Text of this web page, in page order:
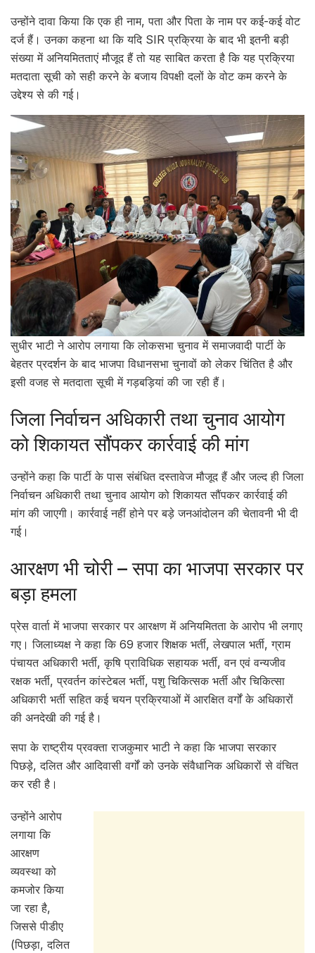
उन्होंने दावा किया कि एक ही नाम, पता और पिता के नाम पर कई-कई वोट
दर्ज हैं। उनका कहना था कि यदि SIR प्रक्रिया के बाद भी इतनी बड़ी
संख्या में अनियमितताएं मौजूद हैं तो यह साबित करता है कि यह प्रक्रिया
मतदाता सूची को सही करने के बजाय विपक्षी दलों के वोट कम करने के
उद्देश्य से की गई।
सुधीर भाटी ने आरोप लगाया कि लोकसभा चुनाव में समाजवादी पार्टी के
बेहतर प्रदर्शन के बाद भाजपा विधानसभा चुनावों को लेकर चिंतित है और
इसी वजह से मतदाता सूची में गड़बड़ियां की जा रही हैं।
जिला निर्वाचन अधिकारी तथा चुनाव आयोग
को शिकायत सौंपकर कार्रवाई की मांग
उन्होंने कहा कि पार्टी के पास संबंधित दस्तावेज मौजूद हैं और जल्द ही जिला
निर्वाचन अधिकारी तथा चुनाव आयोग को शिकायत सौंपकर कार्रवाई की
मांग की जाएगी। कार्रवाई नहीं होने पर बड़े जनआंदोलन की चेतावनी भी दी
गई।
आरक्षण भी चोरी – सपा का भाजपा सरकार पर
बड़ा हमला
प्रेस वार्ता में भाजपा सरकार पर आरक्षण में अनियमितता के आरोप भी लगाए
गए। जिलाध्यक्ष ने कहा कि 69 हजार शिक्षक भर्ती, लेखपाल भर्ती, ग्राम
पंचायत अधिकारी भर्ती, कृषि प्राविधिक सहायक भर्ती, वन एवं वन्यजीव
रक्षक भर्ती, प्रवर्तन कांस्टेबल भर्ती, पशु चिकित्सक भर्ती और चिकित्सा
अधिकारी भर्ती सहित कई चयन प्रक्रियाओं में आरक्षित वर्गों के अधिकारों
की अनदेखी की गई है।
सपा के राष्ट्रीय प्रवक्ता राजकुमार भाटी ने कहा कि भाजपा सरकार
पिछड़े, दलित और आदिवासी वर्गों को उनके संवैधानिक अधिकारों से वंचित
कर रही है।
उन्होंने आरोप
लगाया कि
आरक्षण
व्यवस्था को
कमजोर किया
जा रहा है,
जिससे पीडीए
(पिछड़ा, दलित